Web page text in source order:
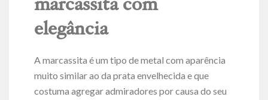
marcassita com
elegância
A marcassita é um tipo de metal com aparência
muito similar ao da prata envelhecida e que
costuma agregar admiradores por causa do seu